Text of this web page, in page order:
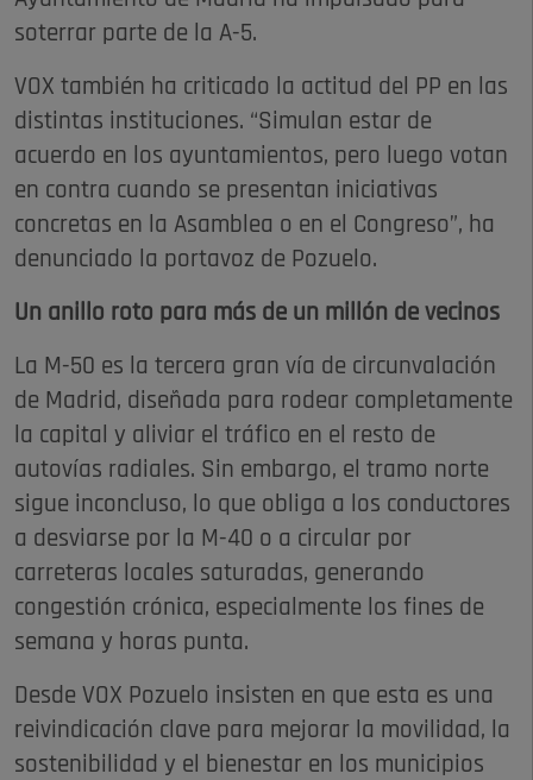
soterrar parte de la A-5.
VOX también ha criticado la actitud del PP en las
distintas instituciones. “Simulan estar de
acuerdo en los ayuntamientos, pero luego votan
en contra cuando se presentan iniciativas
concretas en la Asamblea o en el Congreso”, ha
denunciado la portavoz de Pozuelo.
Un anillo roto para más de un millón de vecinos
La M-50 es la tercera gran vía de circunvalación
de Madrid, diseñada para rodear completamente
la capital y aliviar el tráfico en el resto de
autovías radiales. Sin embargo, el tramo norte
sigue inconcluso, lo que obliga a los conductores
a desviarse por la M-40 o a circular por
carreteras locales saturadas, generando
congestión crónica, especialmente los fines de
semana y horas punta.
Desde VOX Pozuelo insisten en que esta es una
reivindicación clave para mejorar la movilidad, la
sostenibilidad y el bienestar en los municipios